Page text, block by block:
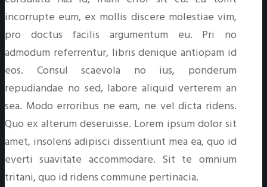
incorrupte eum, ex mollis discere molestiae vim,
pro doctus facilis argumentum eu. Pri no
admodum referrentur, libris denique antiopam id
eos. Consul scaevola no ius, ponderum
repudiandae no sed, labore aliquid verterem an
sea. Modo erroribus ne eam, ne vel dicta ridens.
Quo ex alterum deseruisse. Lorem ipsum dolor sit
amet, insolens adipisci dissentiunt mea ea, quo id
everti suavitate accommodare. Sit te omnium
tritani, quo id ridens commune pertinacia.